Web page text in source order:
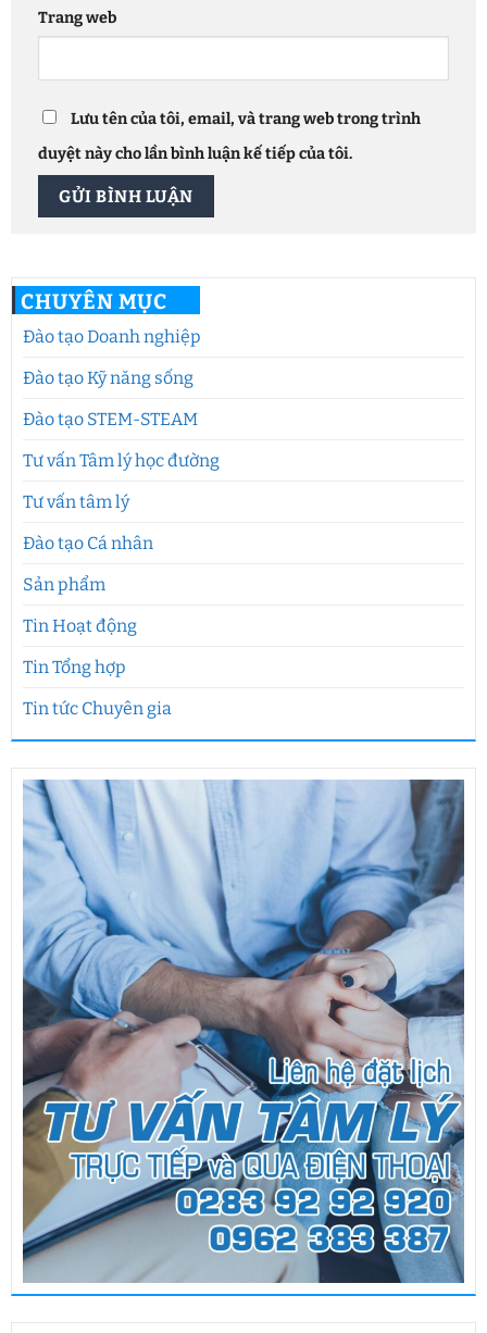
CHUYÊN MỤC
Đào tạo Doanh nghiệp
Đào tạo Kỹ năng sống
Đào tạo STEM-STEAM
Tư vấn Tâm lý học đường
Tư vấn tâm lý
Đào tạo Cá nhân
Sản phẩm
Tin Hoạt động
Tin Tổng hợp
Tin tức Chuyên gia
Trang web
Lưu tên của tôi, email, và trang web trong trình
duyệt này cho lần bình luận kế tiếp của tôi.